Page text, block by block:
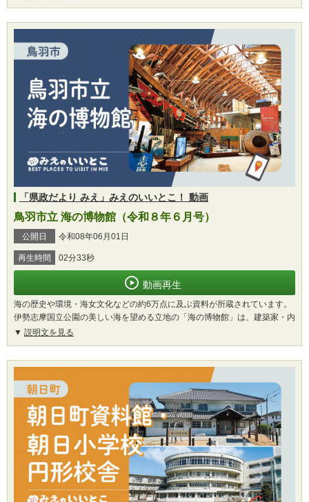
「県政だより みえ」みえのいいとこ！ 動画
鳥羽市立 海の博物館（令和８年６月号）
公開日 令和08年06月01日
再生時間 02分33秒
動画再生
海の歴史や環境・海女文化などの約6万点に及ぶ資料が所蔵されています。
伊勢志摩国立公園の美しい海を望める立地の「海の博物館」は、建築家・内
説明文を見る